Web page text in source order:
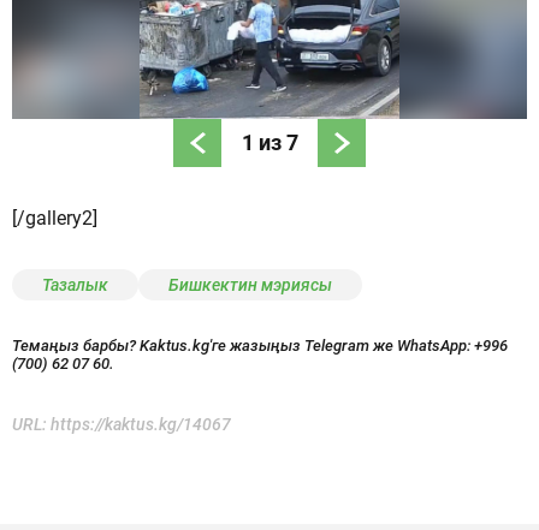
1 из7
[/gallery2]
Тазалык Бишкектин мэриясы
Темаңыз барбы? Kaktus.kg'ге жазыңыз Telegram же WhatsApp: +996
(700) 62 07 60.
URL: https://kaktus.kg/14067